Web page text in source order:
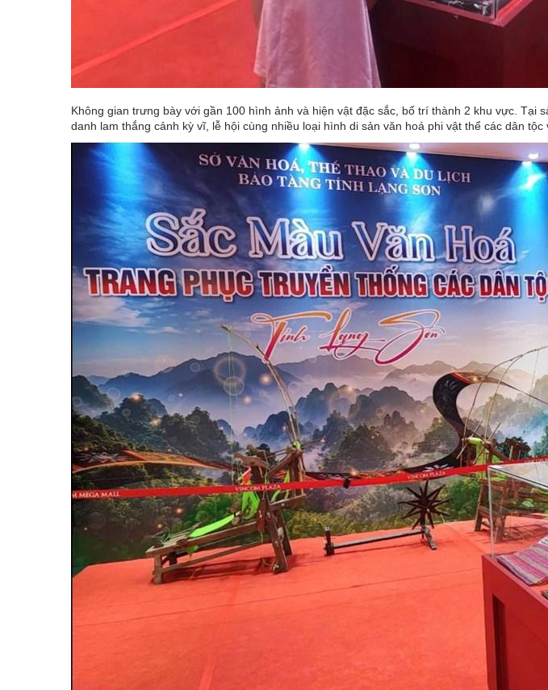
Không gian trưng bày với gần 100 hình ảnh và hiện vật đặc sắc, bố trí thành 2 khu vực.
danh lam thắng cảnh kỳ vĩ, lễ hội cùng nhiều loại hình di sản văn hoá phi vật thể các dân tộc